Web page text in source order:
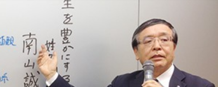
正しい字画
南山誠林について
漢字の語源